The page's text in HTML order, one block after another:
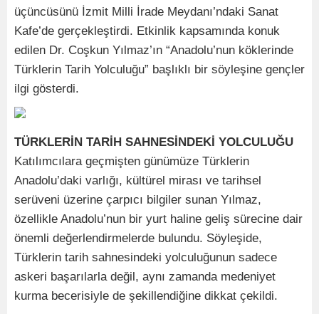
üçüncüsünü İzmit Milli İrade Meydanı’ndaki Sanat
Kafe’de gerçekleştirdi. Etkinlik kapsamında konuk
edilen Dr. Coşkun Yılmaz’ın “Anadolu’nun köklerinde
Türklerin Tarih Yolculuğu” başlıklı bir söyleşine gençler
ilgi gösterdi.
TÜRKLERİN TARİH SAHNESİNDEKİ YOLCULUĞU
Katılımcılara geçmişten günümüze Türklerin
Anadolu’daki varlığı, kültürel mirası ve tarihsel
serüveni üzerine çarpıcı bilgiler sunan Yılmaz,
özellikle Anadolu’nun bir yurt haline geliş sürecine dair
önemli değerlendirmelerde bulundu. Söyleşide,
Türklerin tarih sahnesindeki yolculuğunun sadece
askeri başarılarla değil, aynı zamanda medeniyet
kurma becerisiyle de şekillendiğine dikkat çekildi.